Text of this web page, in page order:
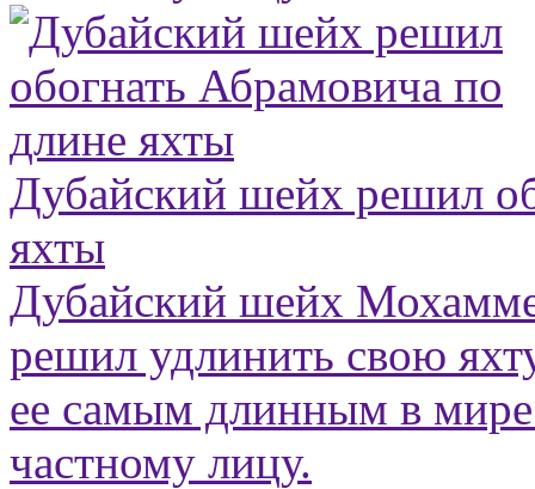
Дубайский шейх решил
яхты
Дубайский шейх
решил удлинить свою
ее самым длинным в
частному лицу.